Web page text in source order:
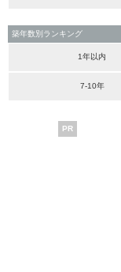
築年数別ランキング
1年以内
7-10年
PR